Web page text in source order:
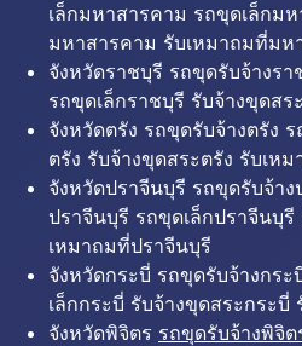
เล็กมหาสารคาม รถขุดเล็กม
มหาสารคาม รับเหมาถมที่มห
จังหวัดราชบุรี รถขุดรับจ้างร
รถขุดเล็กราชบุรี รับจ้างขุดส
จังหวัดตรัง รถขุดรับจ้างตรัง
ตรัง รับจ้างขุดสระตรัง รับเห
จังหวัดปราจีนบุรี รถขุดรับจ้า
ปราจีนบุรี รถขุดเล็กปราจีนบุ
เหมาถมที่ปราจีนบุรี
จังหวัดกระบี่ รถขุดรับจ้างกร
เล็กกระบี่ รับจ้างขุดสระกระบี่
จังหวัดพิจิตร รถขุดรับจ้างพิจิต